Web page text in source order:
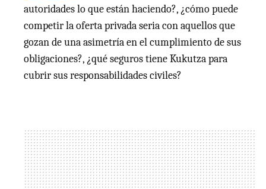
autoridades lo que están haciendo?, ¿cómo puede
competir la oferta privada seria con aquellos que
gozan de una asimetría en el cumplimiento de sus
obligaciones?, ¿qué seguros tiene Kukutza para
cubrir sus responsabilidades civiles?